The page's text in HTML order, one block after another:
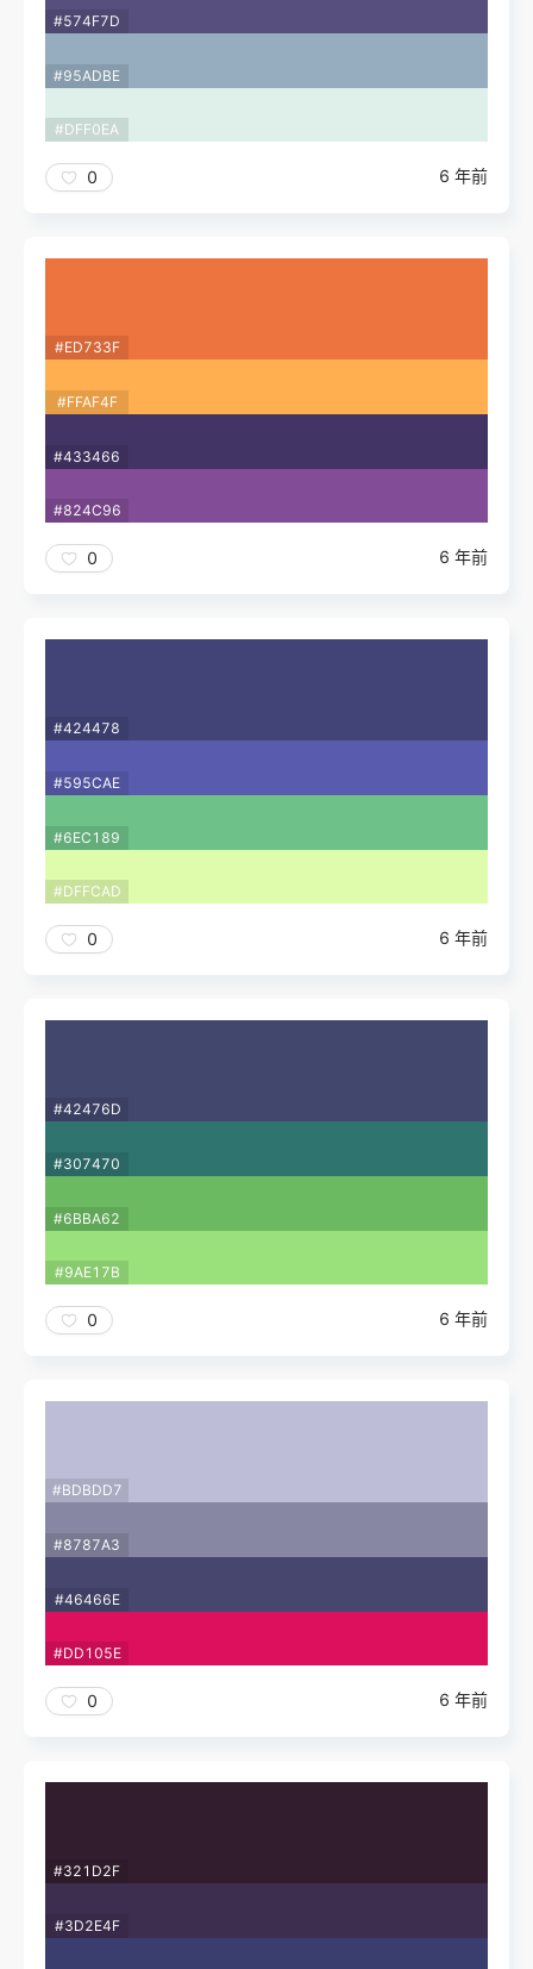
#574F7D
#95ADBE
#DFF0EA
0 6 年前
#ED733F
#FFAF4F
#433466
#824C96
0 6 年前
#424478
#595CAE
#6EC189
#DFFCAD
0 6 年前
#42476D
#307470
#6BBA62
#9AE17B
0 6 年前
#BDBDD7
#8787A3
#46466E
#DD105E
0 6 年前
#321D2F
#3D2E4F